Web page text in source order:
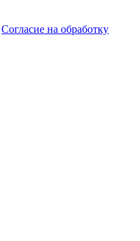
Согласие на обработку